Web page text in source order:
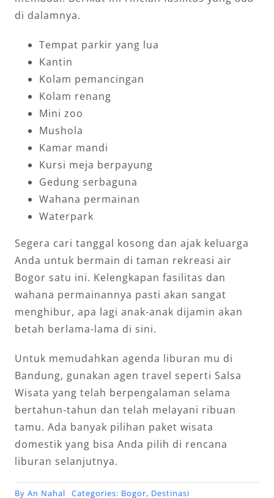
di dalamnya.
Tempat parkir yang lua
Kantin
Kolam pemancingan
Kolam renang
Mini zoo
Mushola
Kamar mandi
Kursi meja berpayung
Gedung serbaguna
Wahana permainan
Waterpark
Segera cari tanggal kosong dan ajak keluarga
Anda untuk bermain di taman rekreasi air
Bogor satu ini. Kelengkapan fasilitas dan
wahana permainannya pasti akan sangat
menghibur, apa lagi anak-anak dijamin akan
betah berlama-lama di sini.
Untuk memudahkan agenda liburan mu di
Bandung, gunakan agen travel seperti Salsa
Wisata yang telah berpengalaman selama
bertahun-tahun dan telah melayani ribuan
tamu. Ada banyak pilihan paket wisata
domestik yang bisa Anda pilih di rencana
liburan selanjutnya.
By An Nahal Categories: Bogor, Destinasi